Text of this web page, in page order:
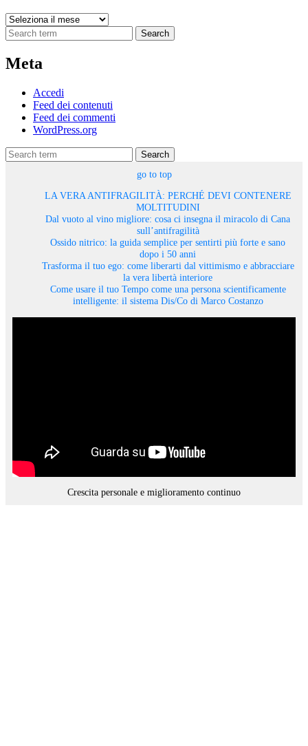
Archivi
Search
Meta
Accedi
Feed dei contenuti
Feed dei commenti
WordPress.org
Search
go to top
LA VERA ANTIFRAGILITÀ: PERCHÉ DEVI CONTENERE
MOLTITUDINI
Dal vuoto al vino migliore: cosa ci insegna il miracolo di Cana
sull’antifragilità
Ossido nitrico: la guida semplice per sentirti più forte e sano
dopo i 50 anni
Trasforma il tuo ego: come liberarti dal vittimismo e abbracciare
la vera libertà interiore
Come usare il tuo Tempo come una persona scientificamente
intelligente: il sistema Dis/Co di Marco Costanzo
Crescita personale e miglioramento continuo